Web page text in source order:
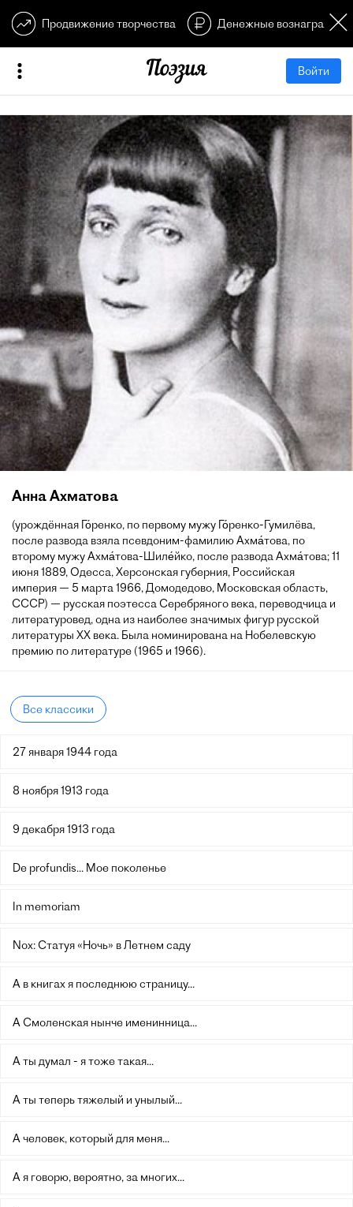
Продвижение творчества Денежные
Войти
Анна Ахматова
(урождённая Го́ренко, по первому мужу Го́ренко-Гумилёва,
после развода взяла псевдоним-фамилию Ахма́това, по
второму мужу Ахма́това-Шиле́йко, после развода Ахма́това; 11
июня 1889, Одесса, Херсонская губерния, Российская
империя — 5 марта 1966, Домодедово, Московская область,
СССР) — русская поэтесса Серебряного века, переводчица и
литературовед, одна из наиболее значимых фигур русской
литературы XX века. Была номинирована на Нобелевскую
премию по литературе (1965 и 1966).
Все классики
27 января 1944 года
8 ноября 1913 года
9 декабря 1913 года
De profundis... Мое поколенье
In memoriam
Nox: Статуя «Ночь» в Летнем саду
А в книгах я последнюю страницу...
А Смоленская нынче именинница...
А ты думал - я тоже такая...
А ты теперь тяжелый и унылый...
А человек, который для меня...
А я говорю, вероятно, за многих...